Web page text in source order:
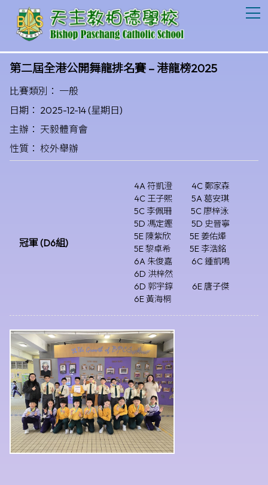
第二屆全港公開舞龍排名賽 – 港龍榜2025
比賽類別： 一般
日期： 2025-12-14 (星期日)
主辦： 天毅體育會
性質： 校外舉辦
冠軍 (D6組)
4A 符凱澄
4C 鄭家森
4C 王子熙
5A 葛安琪
5C 李佩珊
5C 廖梓泳
5D 馮定鏗
5D 史晉寧
5E 陳紫欣
5E 姜佑燁
5E 黎卓希
5E 李浩銘
6A 朱俊嘉
6C 鍾凱鳴
6D 洪梓然
6D 郭宇錞
6E 唐子傑
6E 黃海桐